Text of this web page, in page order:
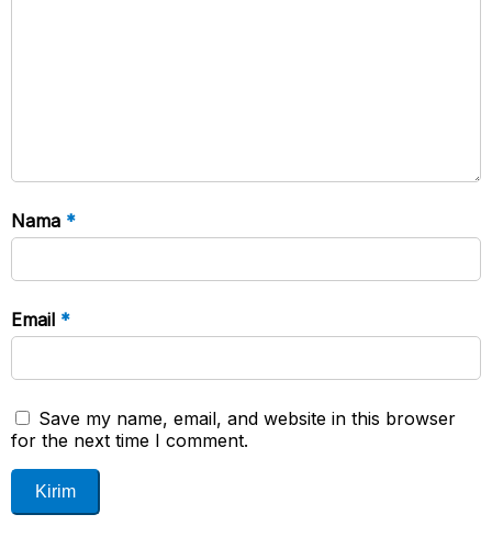
Nama *
Email *
Save my name, email, and website in this browser
for the next time I comment.